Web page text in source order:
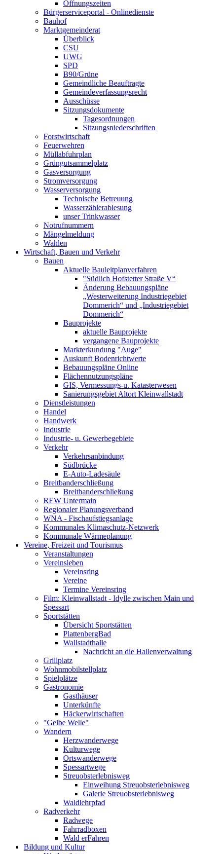
Öffnungszeiten
Bürgerserviceportal - Onlinedienste
Bauhof
Marktgemeinderat
Überblick
CSU
UWG
SPD
B90/Grüne
Gemeindliche Beauftragte
Gemeindeverfassungsrecht
Ausschüsse
Sitzungsdokumente
Tagesordnungen
Sitzungsniederschriften
Forstwirtschaft
Feuerwehren
Müllabfuhrplan
Grüngutsammelplatz
Gasversorgung
Stromversorgung
Wasserversorgung
Technische Betreuung
Wasserzählerablesung
unser Trinkwasser
Notrufnummern
Mängelmeldung
Wahlen
Wirtschaft, Bauen und Verkehr
Bauen
Aktuelle Bauleitplanverfahren
"Südlich Hofstetter Straße V“
Änderung Bebauungspläne
„Westerweiterung Industriegebiet
Dommerich“ und „Industriegebiet
Dommerich“
Bauprojekte
aktuelle Bauprojekte
vergangene Bauprojekte
Markterkundung "Auge"
Auskunft Bodenrichtwerte
Bebauungspläne Online
Flächennutzungspläne
GIS, Vermessungs-u. Katasterwesen
Sanierungsgebiet Altort Kleinwallstadt
Dienstleistungen
Handel
Handwerk
Industrie
Industrie- u. Gewerbegebiete
Verkehr
Verkehrsanbindung
Südbrücke
E-Auto-Ladesäule
Breitbanderschließung
Breitbanderschließung
REW Untermain
Regionaler Planungsverband
WNA - Fischaufstiegsanlage
Kommunales Klimaschutz-Netzwerk
Kommunale Wärmeplanung
Vereine, Freizeit und Tourismus
Veranstaltungen
Vereinsleben
Vereinsring
Vereine
Termine Vereinsring
Film: Kleinwallstadt - Idylle zwischen Main und
Spessart
Sportstätten
Übersicht Sportstätten
PlattenbergBad
Wallstadthalle
Nachricht an die Hallenverwaltung
Grillplatz
Wohnmobilstellplatz
Spielplätze
Gastronomie
Gasthäuser
Unterkünfte
Häckerwirtschaften
"Gelbe Welle"
Wandern
Herzwanderwege
Kulturwege
Ortswanderwege
Spessartwege
Streuobsterlebnisweg
Einweihung Streuobsterlebnisweg
Galerie Streuobsterlebnisweg
Waldlehrpfad
Radverkehr
Radwege
Fahrradboxen
Wald erFahren
Bildung und Kultur